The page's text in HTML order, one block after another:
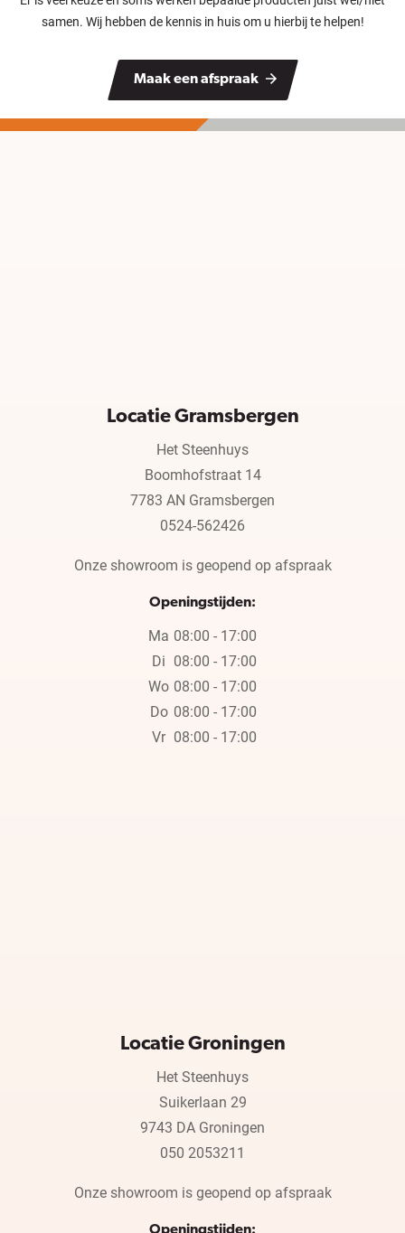
samen. Wij hebben de kennis in huis om u hierbij te helpen!
Maak een afspraak
Locatie Gramsbergen
Het Steenhuys
Boomhofstraat 14
7783 AN Gramsbergen
0524-562426
Onze showroom is geopend op afspraak
Openingstijden:
Ma 08:00 - 17:00
Di 08:00 - 17:00
Wo 08:00 - 17:00
Do 08:00 - 17:00
Vr 08:00 - 17:00
Locatie Groningen
Het Steenhuys
Suikerlaan 29
9743 DA Groningen
050 2053211
Onze showroom is geopend op afspraak